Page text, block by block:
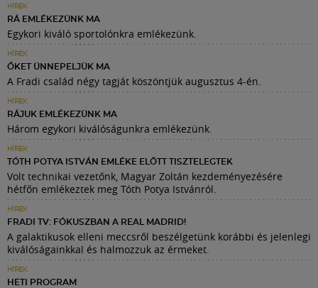
HÍREK
RÁ EMLÉKEZÜNK MA
Egykori kiváló sportolónkra emlékezünk.
HÍREK
ŐKET ÜNNEPELJÜK MA
A Fradi család négy tagját köszöntjük augusztus 4-én.
HÍREK
RÁJUK EMLÉKEZÜNK MA
Három egykori kiválóságunkra emlékezünk.
HÍREK
TÓTH POTYA ISTVÁN EMLÉKE ELŐTT TISZTELEGTEK
Volt technikai vezetőnk, Magyar Zoltán kezdeményezésére
hétfőn emlékeztek meg Tóth Potya Istvánról.
HÍREK
FRADI TV: FÓKUSZBAN A REAL MADRID!
A galaktikusok elleni meccsről beszélgetünk korábbi és jelenlegi
kiválóságainkkal és halmozzuk az érmeket.
HÍREK
HETI PROGRAM